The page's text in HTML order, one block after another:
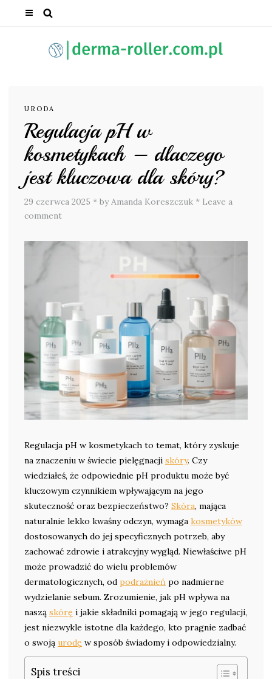
URODA
Regulacja pH w
kosmetykach – dlaczego
jest kluczowa dla skóry?
29 czerwca 2025 * by Amanda Koreszczuk * Leave a
comment
Regulacja pH w kosmetykach to temat, który zyskuje
na znaczeniu w świecie pielęgnacji skóry. Czy
wiedziałeś, że odpowiednie pH produktu może być
kluczowym czynnikiem wpływającym na jego
skuteczność oraz bezpieczeństwo? Skóra, mająca
naturalnie lekko kwaśny odczyn, wymaga kosmetyków
dostosowanych do jej specyficznych potrzeb, aby
zachować zdrowie i atrakcyjny wygląd. Niewłaściwe pH
może prowadzić do wielu problemów
dermatologicznych, od podrażnień po nadmierne
wydzielanie sebum. Zrozumienie, jak pH wpływa na
naszą skórę i jakie składniki pomagają w jego regulacji,
jest niezwykle istotne dla każdego, kto pragnie zadbać
o swoją urodę w sposób świadomy i odpowiedzialny.
Spis treści